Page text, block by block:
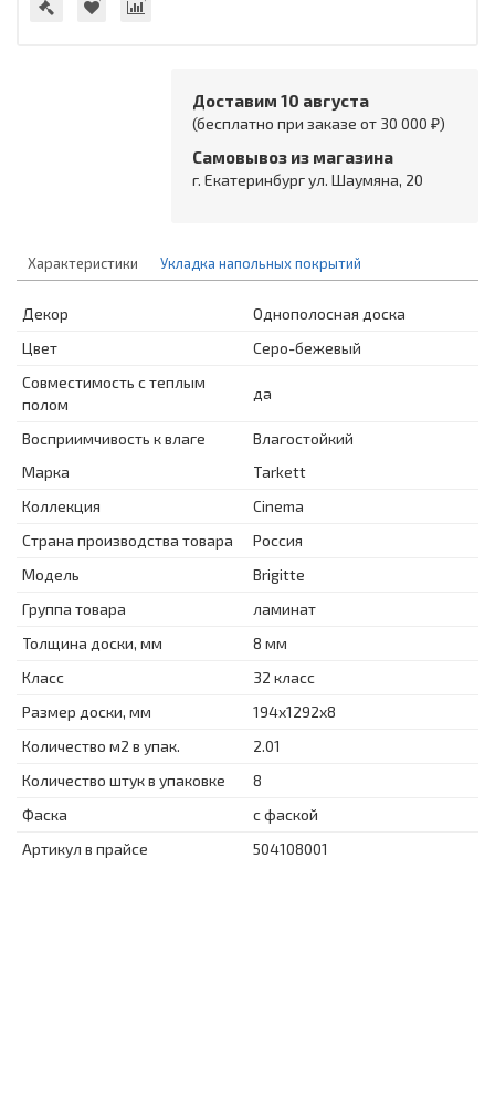
Доставим 10 августа
(бесплатно при заказе от 30 000 ₽)
Самовывоз из магазина
г. Екатеринбург ул. Шаумяна, 20
Характеристики Укладка напольных покрытий
Декор
Однополосная доска
Цвет
Серо-бежевый
Совместимость с теплым
полом
да
Восприимчивость к влаге
Влагостойкий
Марка
Tarkett
Коллекция
Cinema
Страна производства товара
Россия
Модель
Brigitte
Группа товара
ламинат
Толщина доски, мм
8 мм
Класс
32 класс
Размер доски, мм
194x1292x8
Количество м2 в упак.
2.01
Количество штук в упаковке
8
Фаска
с фаской
Артикул в прайсе
504108001